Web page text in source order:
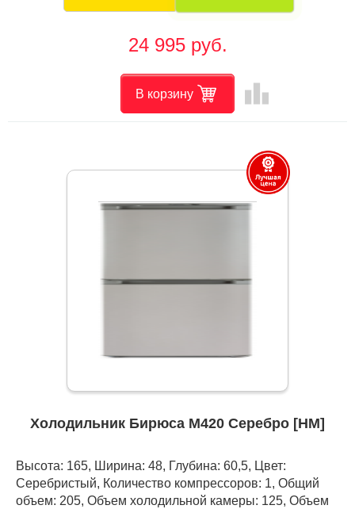
24 995 руб.
В корзину leaderboard
Холодильник Бирюса M420 Серебро [НМ]
Высота: 165, Ширина: 48, Глубина: 60,5, Цвет:
Серебристый, Количество компрессоров: 1, Общий
объем: 205, Объем холодильной камеры: 125, Объем